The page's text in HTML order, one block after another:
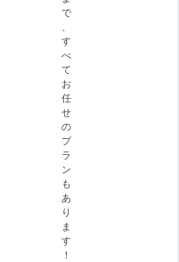
で
す
べ
て
お
任
せ
の
プ
ラ
ン
も
あ
り
ま
す
！